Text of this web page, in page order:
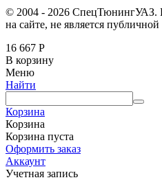
© 2004 - 2026 СпецТюнингУАЗ.
на сайте, не является
16 667 Р
В корзину
Меню
Найти
Корзина
Корзина
Корзина пуста
Оформить заказ
Аккаунт
Учетная запись